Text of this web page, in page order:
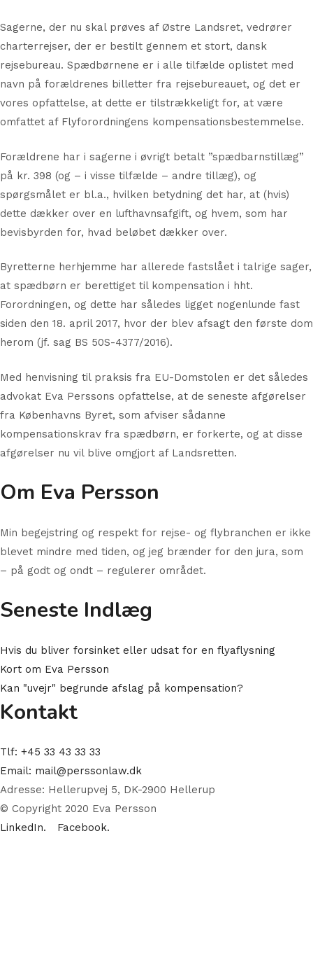
Sagerne, der nu skal prøves af Østre Landsret, vedrører
charterrejser, der er bestilt gennem et stort, dansk
rejsebureau. Spædbørnene er i alle tilfælde oplistet med
navn på forældrenes billetter fra rejsebureauet, og det er
vores opfattelse, at dette er tilstrækkeligt for, at være
omfattet af Flyforordningens kompensationsbestemmelse.
Forældrene har i sagerne i øvrigt betalt ”spædbarnstillæg”
på kr. 398 (og – i visse tilfælde – andre tillæg), og
spørgsmålet er bl.a., hvilken betydning det har, at (hvis)
dette dækker over en lufthavnsafgift, og hvem, som har
bevisbyrden for, hvad beløbet dækker over.
Byretterne herhjemme har allerede fastslået i talrige sager,
at spædbørn er berettiget til kompensation i hht.
Forordningen, og dette har således ligget nogenlunde fast
siden den 18. april 2017, hvor der blev afsagt den første dom
herom (jf. sag BS 50S-4377/2016).
Med henvisning til praksis fra EU-Domstolen er det således
advokat Eva Perssons opfattelse, at de seneste afgørelser
fra Københavns Byret, som afviser sådanne
kompensationskrav fra spædbørn, er forkerte, og at disse
afgørelser nu vil blive omgjort af Landsretten.
Om Eva Persson
Min begejstring og respekt for rejse- og flybranchen er ikke
blevet mindre med tiden, og jeg brænder for den jura, som
– på godt og ondt – regulerer området.
Seneste Indlæg
Hvis du bliver forsinket eller udsat for en flyaflysning
Kort om Eva Persson
Kan "uvejr" begrunde afslag på kompensation?
Kontakt
Tlf: +45 33 43 33 33
Email: mail@perssonlaw.dk
Adresse: Hellerupvej 5, DK-2900 Hellerup
© Copyright 2020 Eva Persson
LinkedIn.
Facebook.